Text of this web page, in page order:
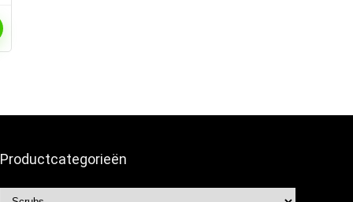
Productcategorieën